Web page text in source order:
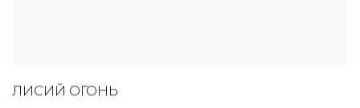
ЛИСИЙ ОГОНЬ